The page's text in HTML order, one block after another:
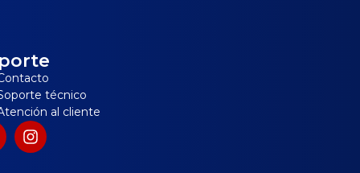
técnico
al cliente